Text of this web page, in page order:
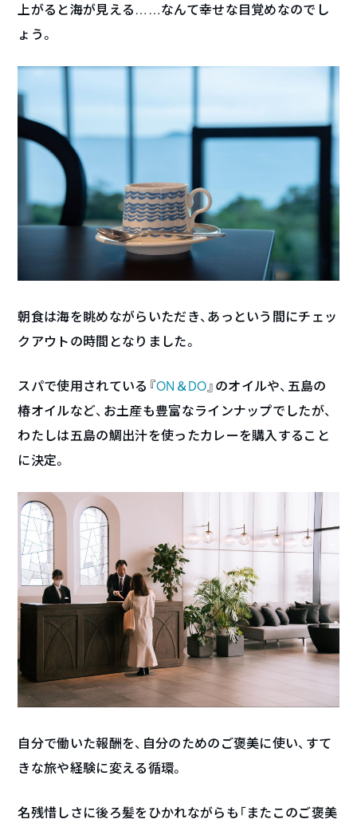
上がると海が見える……なんて幸せな目覚めなのでし
ょう。
朝食は海を眺めながらいただき、あっという間にチェッ
クアウトの時間となりました。
スパで使用されている『ON＆DO』のオイルや、五島の
椿オイルなど、お土産も豊富なラインナップでしたが、
わたしは五島の鯛出汁を使ったカレーを購入すること
に決定。
自分で働いた報酬を、自分のためのご褒美に使い、すて
きな旅や経験に変える循環。
名残惜しさに後ろ髪をひかれながらも「またこのご褒美